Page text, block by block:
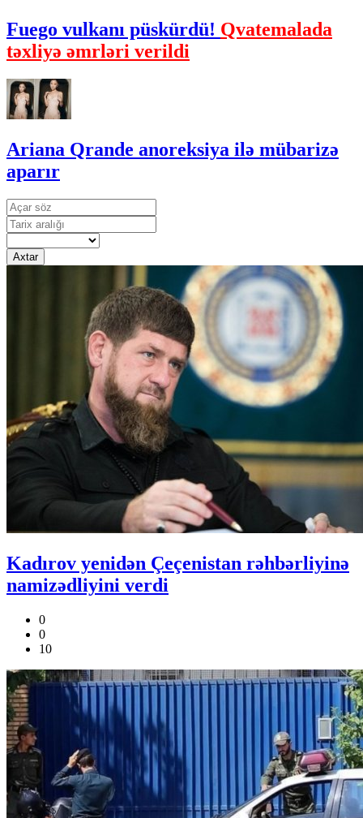
Fuego vulkanı püskürdü! Qvatemalada
təxliyə əmrləri verildi
Ariana Qrande anoreksiya ilə mübarizə
aparır
Axtar
Kadırov yenidən Çeçenistan rəhbərliyinə
namizədliyini verdi
0
0
10